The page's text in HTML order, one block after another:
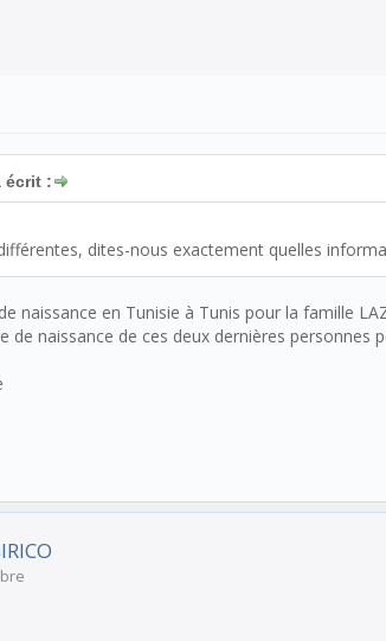
écrit :
dites-nous exactement quelles
naissance en Tunisie à Tunis pour la famille
de naissance de ces deux dernières